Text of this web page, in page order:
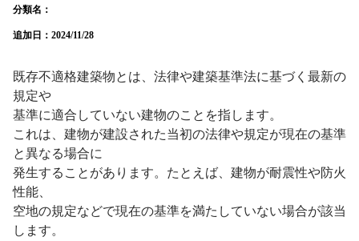
分類名：
追加日： 2024/11/28
既存不適格建築物とは、法律や建築基準法に基づく最新の
規定や
基準に適合していない建物のことを指します。
これは、建物が建設された当初の法律や規定が現在の基準
と異なる場合に
発生することがあります。たとえば、建物が耐震性や防火
性能、
空地の規定などで現在の基準を満たしていない場合が該当
します。